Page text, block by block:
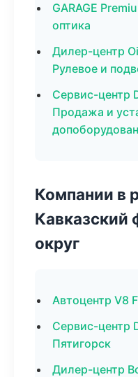
GARAGE
оптика
Дилер-центр
Рулевое и
Сервис-центр
Продажа и
Компании в
Кавказский
округ
Автоцентр V8
Сервис-центр
Пятигорск
Дилер-центр